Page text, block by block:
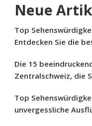
Neue
Top
Entdecken Sie die
Die 15
Zentralschweiz, die
Top
unvergessliche